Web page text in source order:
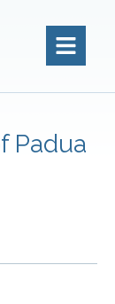
Padua